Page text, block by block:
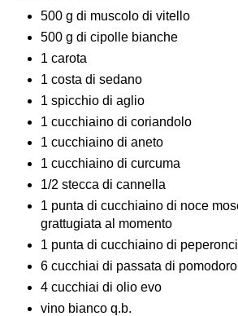
500 g di muscolo di vitello
500 g di cipolle bianche
1 carota
1 costa di sedano
1 spicchio di aglio
1 cucchiaino di coriandolo
1 cucchiaino di aneto
1 cucchiaino di curcuma
1/2 stecca di cannella
1 punta di cucchiaino di noce
grattugiata al momento
1 punta di cucchiaino di
6 cucchiai di passata di pomodoro
4 cucchiai di olio evo
vino bianco q.b.